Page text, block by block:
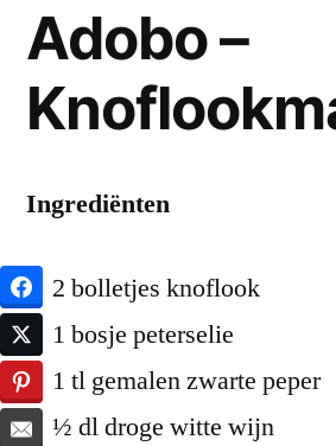
Adobo –
Ingrediënten
2 bolletjes knoflook
1 bosje peterselie
1 tl gemalen zwarte peper
½ dl droge witte wijn